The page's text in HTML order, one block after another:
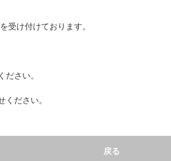
受け付けております。
ださい。
ださい。
戻る